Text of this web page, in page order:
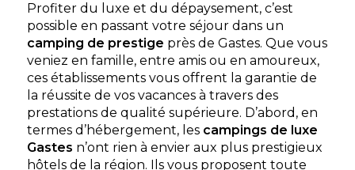
Profiter du luxe et du dépaysement, c’est
possible en passant votre séjour dans un
camping de prestige près de Gastes. Que vous
veniez en famille, entre amis ou en amoureux,
ces établissements vous offrent la garantie de
la réussite de vos vacances à travers des
prestations de qualité supérieure. D’abord, en
termes d’hébergement, les campings de luxe
Gastes n’ont rien à envier aux plus prestigieux
hôtels de la région. Ils vous proposent toute